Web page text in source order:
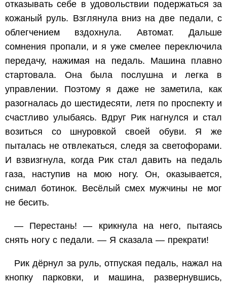
отказывать себе в удовольствии подержаться за
кожаный руль. Взглянула вниз на две педали, с
облегчением вздохнула. Автомат. Дальше
сомнения пропали, и я уже смелее переключила
передачу, нажимая на педаль. Машина плавно
стартовала. Она была послушна и легка в
управлении. Поэтому я даже не заметила, как
разогналась до шестидесяти, летя по проспекту и
счастливо улыбаясь. Вдруг Рик нагнулся и стал
возиться со шнуровкой своей обуви. Я же
пыталась не отвлекаться, следя за светофорами.
И взвизгнула, когда Рик стал давить на педаль
газа, наступив на мою ногу. Он, оказывается,
снимал ботинок. Весёлый смех мужчины не мог
не бесить.
— Перестань! — крикнула на него, пытаясь
снять ногу с педали. — Я сказала — прекрати!
Рик дёрнул за руль, отпуская педаль, нажал на
кнопку парковки, и машина, развернувшись,